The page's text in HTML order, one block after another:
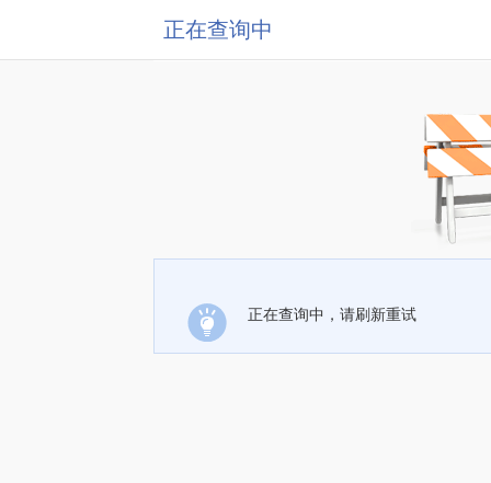
正在查询中
正在查询中，请刷新重试